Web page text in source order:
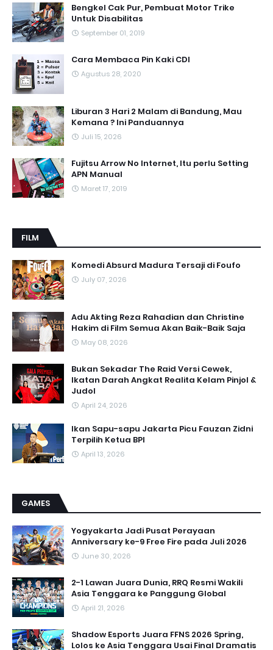
Bengkel Cak Pur, Pembuat Motor Trike
Untuk Disabilitas
September 01, 2019
Cara Membaca Pin Kaki CDI
Agustus 28, 2020
Liburan 3 Hari 2 Malam di Bandung, Mau
Kemana ? Ini Panduannya
Juli 15, 2026
Fujitsu Arrow No Internet, Itu perlu Setting
APN Manual
Maret 17, 2019
FILM
Komedi Absurd Madura Tersaji di Foufo
July 07, 2026
Adu Akting Reza Rahadian dan Christine
Hakim di Film Semua Akan Baik-Baik Saja
May 08, 2026
Bukan Sekadar The Raid Versi Cewek,
Ikatan Darah Angkat Realita Kelam Pinjol &
Judol
April 24, 2026
Ikan Sapu-sapu Jakarta Picu Fauzan Zidni
Terpilih Ketua BPI
April 13, 2026
GAMES
Yogyakarta Jadi Pusat Perayaan
Anniversary ke-9 Free Fire pada Juli 2026
June 30, 2026
2-1 Lawan Juara Dunia, RRQ Resmi Wakili
Asia Tenggara ke Panggung Global
April 21, 2026
Shadow Esports Juara FFNS 2026 Spring,
Lolos ke Asia Tenggara Usai Final Dramatis